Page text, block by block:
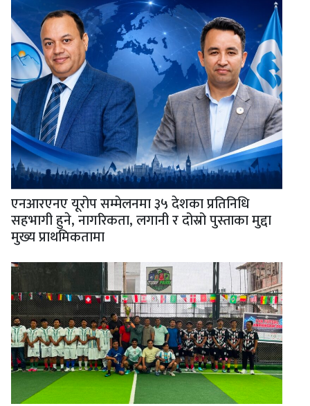
एनआरएनए यूरोप सम्मेलनमा ३५ देशका प्रतिनिधि
सहभागी हुने, नागरिकता, लगानी र दोस्रो पुस्ताका मुद्दा
मुख्य प्राथमिकतामा